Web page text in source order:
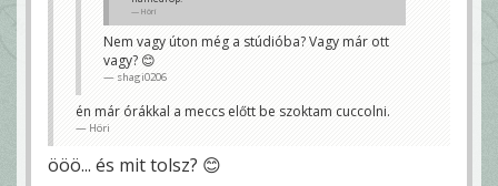
Höri
Nem vagy úton még a stúdióba? Vagy már ott
vagy? 😊
shagi0206
én már órákkal a meccs előtt be szoktam cuccolni.
Höri
ööö... és mit tolsz? 😊